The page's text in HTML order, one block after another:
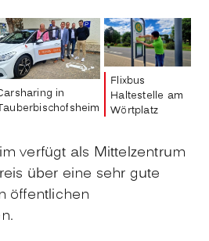
in
Flixbus
Haltestelle am
Wörtplatz
verfügt als Mittelzentrum
über eine sehr gute
öffentlichen